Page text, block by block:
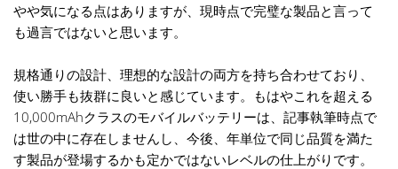
やや気になる点はありますが、現時点で完璧な製品と言って
も過言ではないと思います。
規格通りの設計、理想的な設計の両方を持ち合わせており、
使い勝手も抜群に良いと感じています。もはやこれを超える
10,000mAhクラスのモバイルバッテリーは、記事執筆時点で
は世の中に存在しませんし、今後、年単位で同じ品質を満た
す製品が登場するかも定かではないレベルの仕上がりです。